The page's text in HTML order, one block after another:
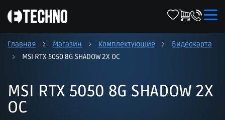
Главная Магазин Комплектующие
Видеокарта
MSI RTX 5050 8G SHADOW 2X OC
MSI RTX 5050 8G SHADOW 2X
OC